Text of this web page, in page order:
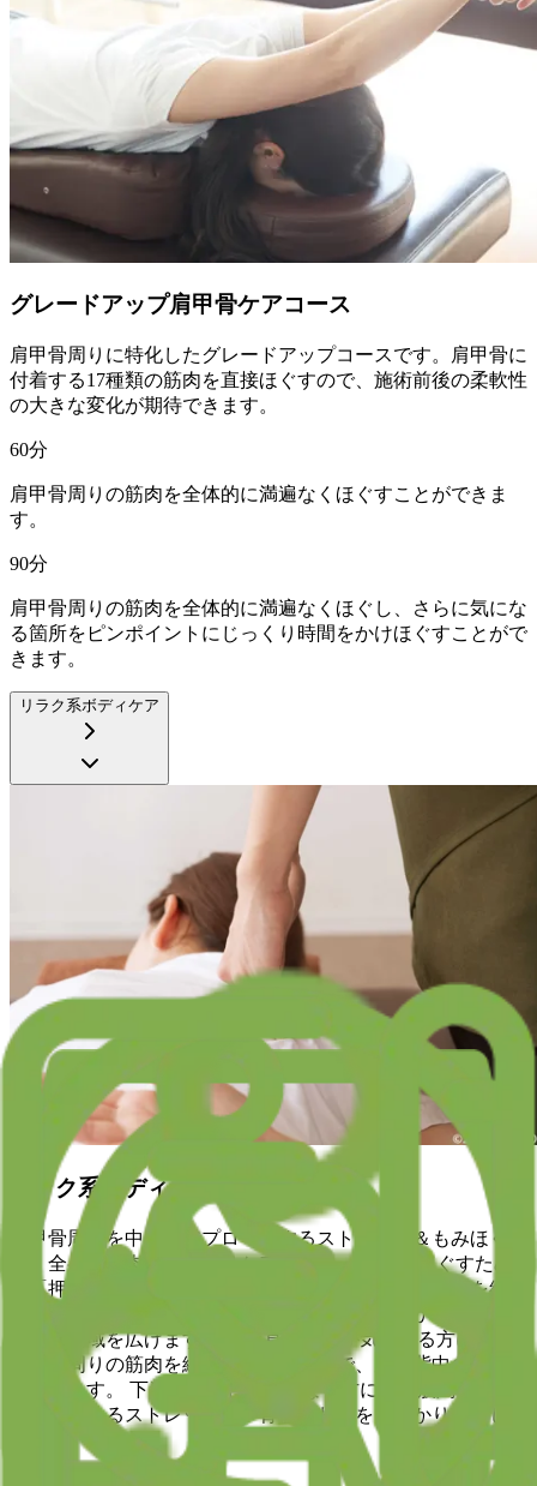
グレードアップ肩甲骨ケアコース
肩甲骨周りに特化したグレードアップコースです。肩甲骨に
付着する17種類の筋肉を直接ほぐすので、施術前後の柔軟性
の大きな変化が期待できます。
60分
肩甲骨周りの筋肉を全体的に満遍なくほぐすことができま
す。
90分
肩甲骨周りの筋肉を全体的に満遍なくほぐし、さらに気にな
る箇所をピンポイントにじっくり時間をかけほぐすことがで
きます。
リラク系ボディケア
リラク系ボディケア
肩甲骨周りを中心にアプローチするストレッチ＆もみほぐし
で、全身の筋肉をしっかりケアします。 筋肉をほぐすため
の「押す・揉む」だけでなく、「伸ばす」ストレッチを組み
合わせることで、表層から深層の筋肉までしっかりほぐし、
体の可動域を広げます。 上半身の疲れが気になる方には、
肩甲骨周りの筋肉を緩めるストレッチで、肩や背中の張りを
緩和します。 下半身の疲れが気になる方には、股関節の柔
軟性を高めるストレッチで、骨盤まわりをしっかりほぐしま